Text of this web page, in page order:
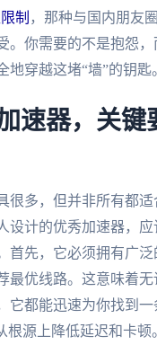
制 ，那种与国内朋友
。你需要的不是抱怨
地穿越这堵“墙”的钥匙
速器，关键
很多，但并非所有都适
设计的优秀加速器，
首先，它必须拥有广
最优线路。这意味着无
它都能迅速为你找到
根源上降低延迟和卡顿